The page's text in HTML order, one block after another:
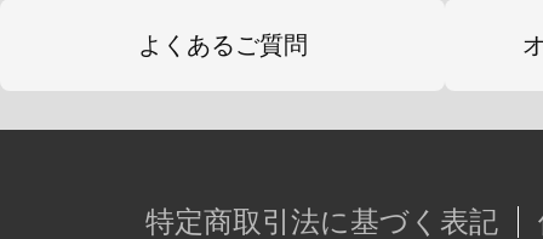
よくあるご質問
特定商取引法に基づく表記